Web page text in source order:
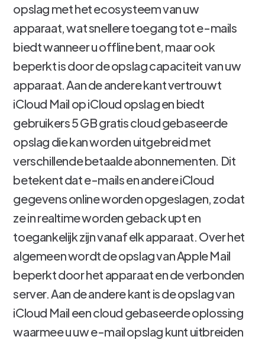
opslag met het ecosysteem van uw
apparaat, wat snellere toegang tot e-mails
biedt wanneer u offline bent, maar ook
beperkt is door de opslag capaciteit van uw
apparaat. Aan de andere kant vertrouwt
iCloud Mail op iCloud opslag en biedt
gebruikers 5 GB gratis cloud gebaseerde
opslag die kan worden uitgebreid met
verschillende betaalde abonnementen. Dit
betekent dat e-mails en andere iCloud
gegevens online worden opgeslagen, zodat
ze in realtime worden geback upt en
toegankelijk zijn vanaf elk apparaat. Over het
algemeen wordt de opslag van Apple Mail
beperkt door het apparaat en de verbonden
server. Aan de andere kant is de opslag van
iCloud Mail een cloud gebaseerde oplossing
waarmee u uw e-mail opslag kunt uitbreiden